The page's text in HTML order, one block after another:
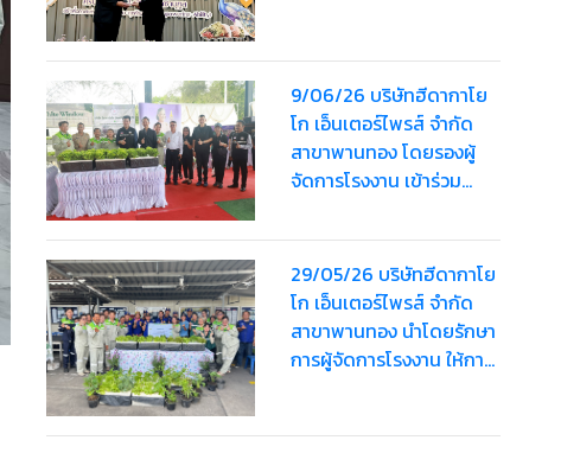
พิการทางสติปัญญา”
ประจำปี 2569
9/06/26 บริษัทฮีดากาโย
โก เอ็นเตอร์ไพรส์ จำกัด
สาขาพานทอง โดยรองผู้
จัดการโรงงาน เข้าร่วม
พัฒนาชุมชนดีเด่นระดับ
จังหวัด ประจำปี 2569
29/05/26 บริษัทฮีดากาโย
โก เอ็นเตอร์ไพรส์ จำกัด
สาขาพานทอง นำโดยรักษา
การผู้จัดการโรงงาน ให้การ
พานทอง